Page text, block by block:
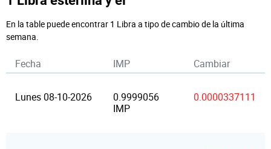
En la table puede encontrar 1 Libra a tipo de cambio de la última
semana.
Fecha IMP Cambiar
Lunes 08-10-2026
0.9999056
IMP
0.0000337111